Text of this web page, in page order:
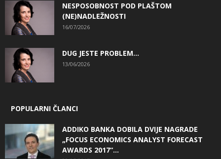
NESPOSOBNOST POD PLAŠTOM
(NE)NADLEŽNOSTI
16/07/2026
DUG JESTE PROBLEM…
13/06/2026
POPULARNI ČLANCI
ADDIKO BANKA DOBILA DVIJE NAGRADE
„FOCUS ECONOMICS ANALYST FORECAST
AWARDS 2017“...